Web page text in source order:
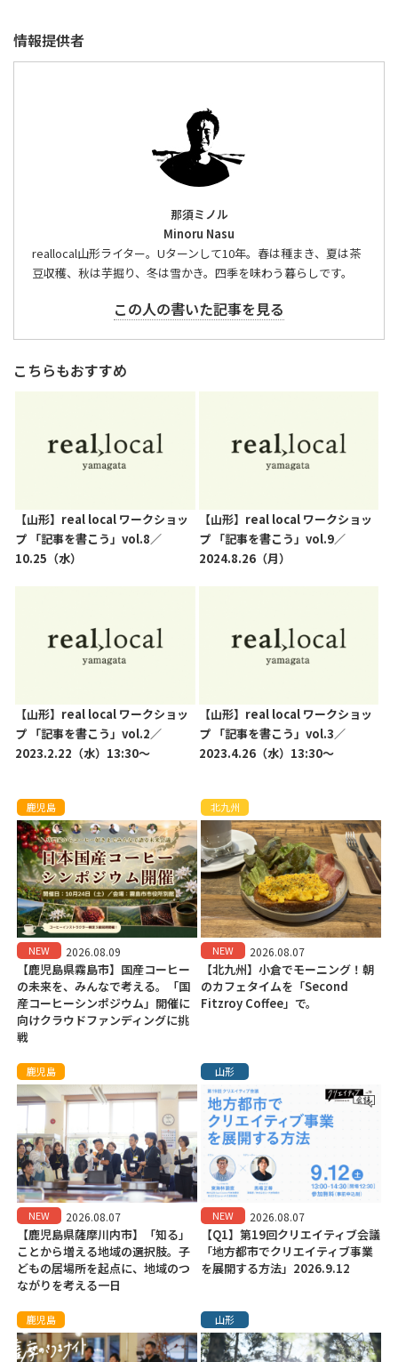
情報提供者
那須ミノル
Minoru Nasu
reallocal山形ライター。Uターンして10年。春は種まき、夏は茶
豆収穫、秋は芋掘り、冬は雪かき。四季を味わう暮らしです。
この人の書いた記事を見る
こちらもおすすめ
【山形】real local ワークショッ
プ 「記事を書こう」vol.8／
10.25（水）
【山形】real local ワークショッ
プ 「記事を書こう」vol.9／
2024.8.26（月）
【山形】real local ワークショッ
プ 「記事を書こう」vol.2／
2023.2.22（水）13:30〜
【山形】real local ワークショッ
プ 「記事を書こう」vol.3／
2023.4.26（水）13:30〜
鹿児島
NEW 2026.08.09
【鹿児島県霧島市】国産コーヒー
の未来を、みんなで考える。「国
産コーヒーシンポジウム」開催に
向けクラウドファンディングに挑
戦
北九州
NEW 2026.08.07
【北九州】小倉でモーニング！朝
のカフェタイムを「Second
Fitzroy Coffee」で。
鹿児島
NEW 2026.08.07
【鹿児島県薩摩川内市】「知る」
ことから増える地域の選択肢。子
どもの居場所を起点に、地域のつ
ながりを考える一日
山形
NEW 2026.08.07
【Q1】第19回クリエイティブ会議
「地方都市でクリエイティブ事業
を展開する方法」2026.9.12
鹿児島 山形